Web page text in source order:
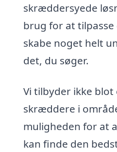
skræddersyede
brug for at
skabe noget helt
det, du søger.
Vi tilbyder ikke
skræddere i
muligheden for at
kan finde den